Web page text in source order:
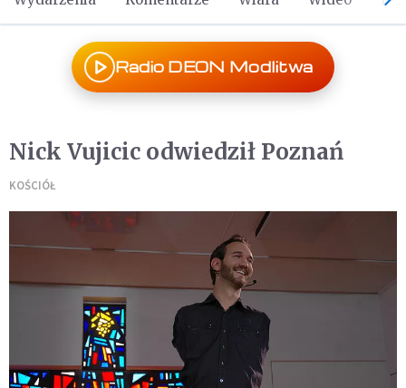
Radio DEON Modlitwa
Nick Vujicic odwiedził Poznań
KOŚCIÓŁ